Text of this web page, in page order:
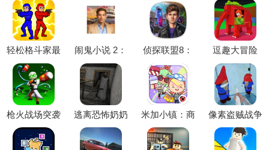
轻松格斗家最
新手机版
闹鬼小说 2：
隐藏物品完整
版2026最新版
本
侦探联盟8：
冒险完整免谷
歌最新手机版
逗趣大冒险
(脑腐脑冒险
游戏)
枪火战场突袭
(射击冒险游
戏)
逃离恐怖奶奶
2026官方最新
版本
米加小镇：商
店2026最新版
本
像素盗贼战争
最新手机版